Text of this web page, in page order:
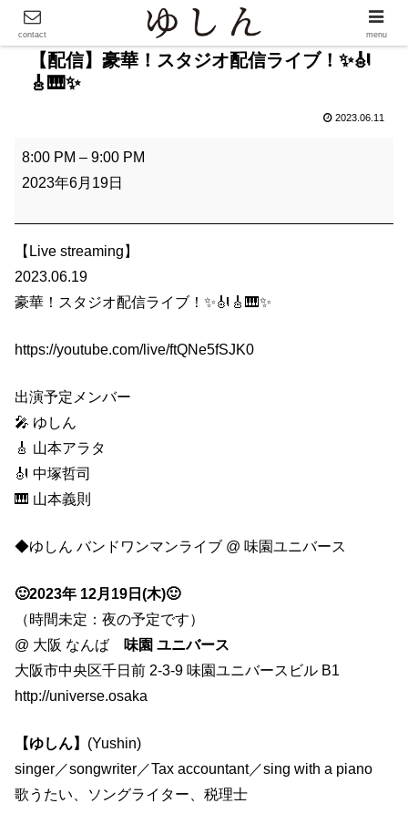
【配信】豪華！スタジオ配信ライブ！✨🎻
🎸🎹✨
2023.06.11
【
配
】
豪
華
！
タ
オ
配
信
ラ
イ
！
✨
🎹
8:00 PM – 9:00 PM
2023年6月19日
【Live streaming】
2023.06.19
豪華！スタジオ配信ライブ！✨🎻🎸🎹✨
https://youtube.com/live/ftQNe5fSJK0
出演予定メンバー
🎤 ゆしん
🎸 山本アラタ
🎻 中塚哲司
🎹 山本義則
◆ゆしん バンドワンマンライブ @ 味園ユニバース
🙂2023年 12月19日(木)🙂
（時間未定：夜の予定です）
@ 大阪 なんば
味園 ユニバース
大阪市中央区千日前 2-3-9 味園ユニバースビル B1
http://universe.osaka
【ゆしん】 (Yushin)
singer／songwriter／Tax accountant／sing with a piano
歌うたい、ソングライター、税理士
contact menu